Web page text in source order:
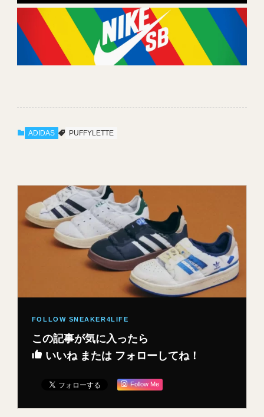
ADIDAS PUFFYLETTE
この記事が気に入ったら
いいね または フォローしてね！
Follow Me